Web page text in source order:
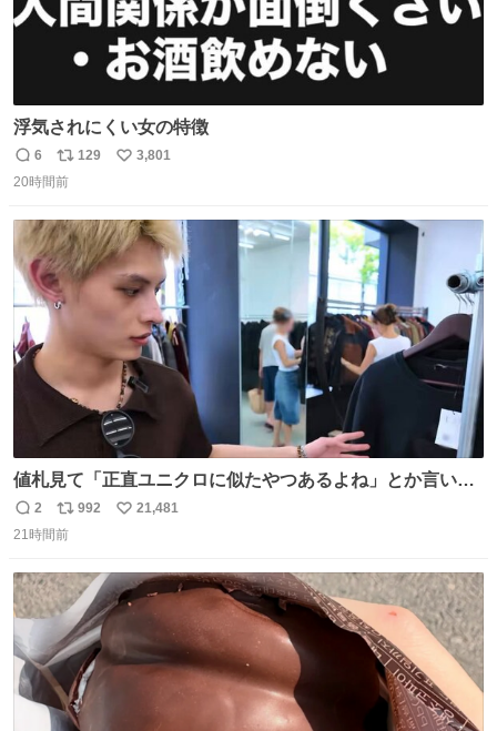
浮気されにくい女の特徴
返
信
6
リ
ポ
ト
数
129
い
数
3,801
20時間前
値札見て「正直ユニクロに似たやつあるよね」とか言い出
すの好きすぎるWWWWWWWWWWWWW こちら側と同じ
感覚助かる🙂‍↕️🙂‍↕️🙂‍↕️
返
信
2
リ
ポ
ト
数
992
い
数
21,481
21時間前